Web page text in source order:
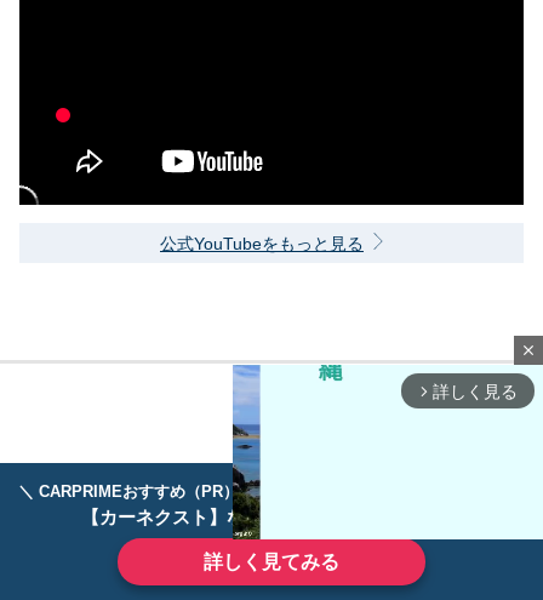
＼ CARPRIMEおすすめ（PR） ／
【カーネクスト】ならどんなクルマも高価買取
詳しく見てみる
公式YouTubeをもっと見る
close
arrow_forward_ios 詳しく見る